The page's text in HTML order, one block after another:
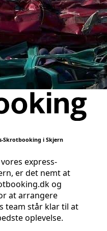
Skrotbooking i Skjern
express-
er det nemt at
og
at arrangere
team står klar til at
oplevelse.